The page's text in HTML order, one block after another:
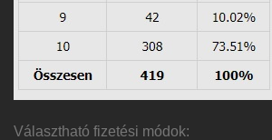
Választható fizetési módok: